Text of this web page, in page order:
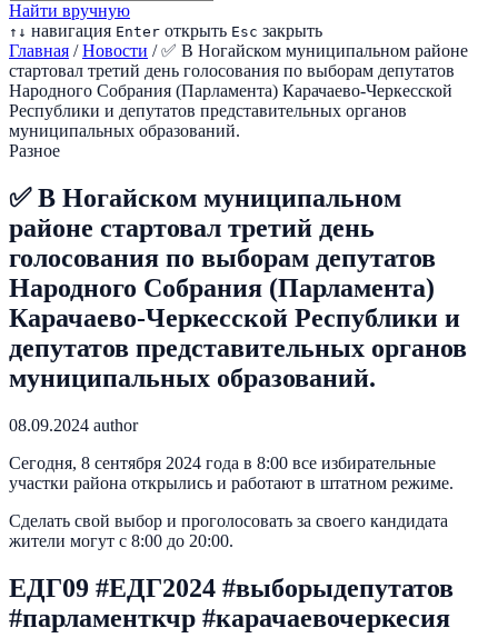
Найти вручную
↑ ↓ навигация Enter открыть Esc закрыть
Главная / Новости / ✅ В Ногайском муниципальном районе
стартовал третий день голосования по выборам депутатов
Народного Собрания (Парламента) Карачаево-Черкесской
Республики и депутатов представительных органов
муниципальных образований.
Разное
✅ В Ногайском муниципальном
районе стартовал третий день
голосования по выборам депутатов
Народного Собрания (Парламента)
Карачаево-Черкесской Республики и
депутатов представительных органов
муниципальных образований.
08.09.2024 author
Сегодня, 8 сентября 2024 года в 8:00 все избирательные
участки района открылись и работают в штатном режиме.
Сделать свой выбор и проголосовать за своего кандидата
жители могут с 8:00 до 20:00.
ЕДГ09 #ЕДГ2024 #выборыдепутатов
#парламенткчр #карачаевочеркесия